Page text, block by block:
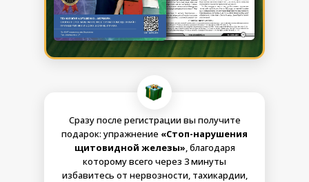
Сразу после регистрации вы получите
подарок: упражнение «Стоп-нарушения
щитовидной железы», благодаря
которому всего через 3 минуты
избавитесь от нервозности, тахикардии,